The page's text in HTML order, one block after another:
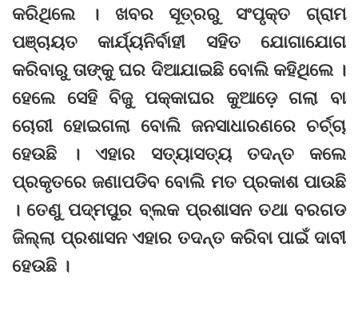
କରିଥିଲେ । ଖବର ସୂତ୍ରରୁ ସଂପୃକ୍ତ ଗ୍ରାମ
ପଞ୍ଚାୟତ କାର୍ଯ୍ୟନିର୍ବାହୀ ସହିତ ଯୋଗାଯୋଗ
କରିବାରୁ ତାଙ୍କୁ ଘର ଦିଆଯାଇଛି ବୋଲି କହିଥିଲେ ।
ହେଲେ ସେହି ବିଜୁ ପକ୍କାଘର କୁଆଡ଼େ ଗଲା ବା
ଚୋରୀ ହୋଇଗଲା ବୋଲି ଜନସାଧାରଣରେ ଚର୍ଚ୍ଚା
ହେଉଛି । ଏହାର ସତ୍ୟାସତ୍ୟ ତଦନ୍ତ କଲେ
ପ୍ରକୃତରେ ଜଣାପଡିବ ବୋଲି ମତ ପ୍ରକାଶ ପାଉଛି
। ତେଣୁ ପଦ୍ମପୁର ବ୍ଲକ ପ୍ରଶାସନ ତଥା ବରଗଡ
ଜିଲ୍ଲା ପ୍ରଶାସନ ଏହାର ତଦନ୍ତ କରିବା ପାଇଁ ଦାବୀ
ହେଉଛି ।